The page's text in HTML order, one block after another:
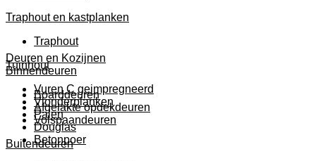
Traphout en kastplanken
Traphout
Tuinhout
Vuren C geimpregneerd
Vlonderplanken
Palen
Douglas
Betonpoer
Deuren en Kozijnen
Binnendeuren
Boarddeuren
Afgelakte opdekdeuren
Volspaandeuren
Buitendeuren